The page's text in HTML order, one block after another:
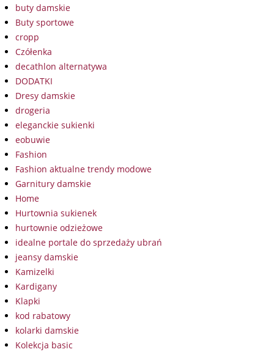
buty damskie
Buty sportowe
cropp
Czółenka
decathlon alternatywa
DODATKI
Dresy damskie
drogeria
eleganckie sukienki
eobuwie
Fashion
Fashion aktualne trendy modowe
Garnitury damskie
Home
Hurtownia sukienek
hurtownie odzieżowe
idealne portale do sprzedaży ubrań
jeansy damskie
Kamizelki
Kardigany
Klapki
kod rabatowy
kolarki damskie
Kolekcja basic